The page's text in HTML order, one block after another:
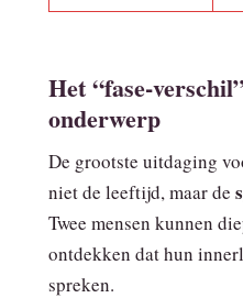
Het
onderwerp
De grootste uitdaging
niet de leeftijd, maar de
Twee mensen kunnen
ontdekken dat hun
spreken.